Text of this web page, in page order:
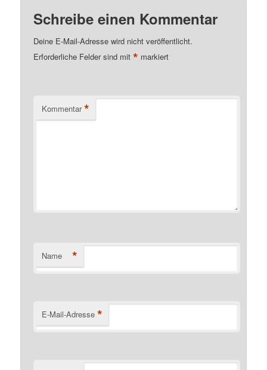
Schreibe einen Kommentar
Deine E-Mail-Adresse wird nicht veröffentlicht.
Erforderliche Felder sind mit* markiert
Kommentar *
Name *
E-Mail-Adresse *